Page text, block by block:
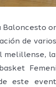
de
la
este